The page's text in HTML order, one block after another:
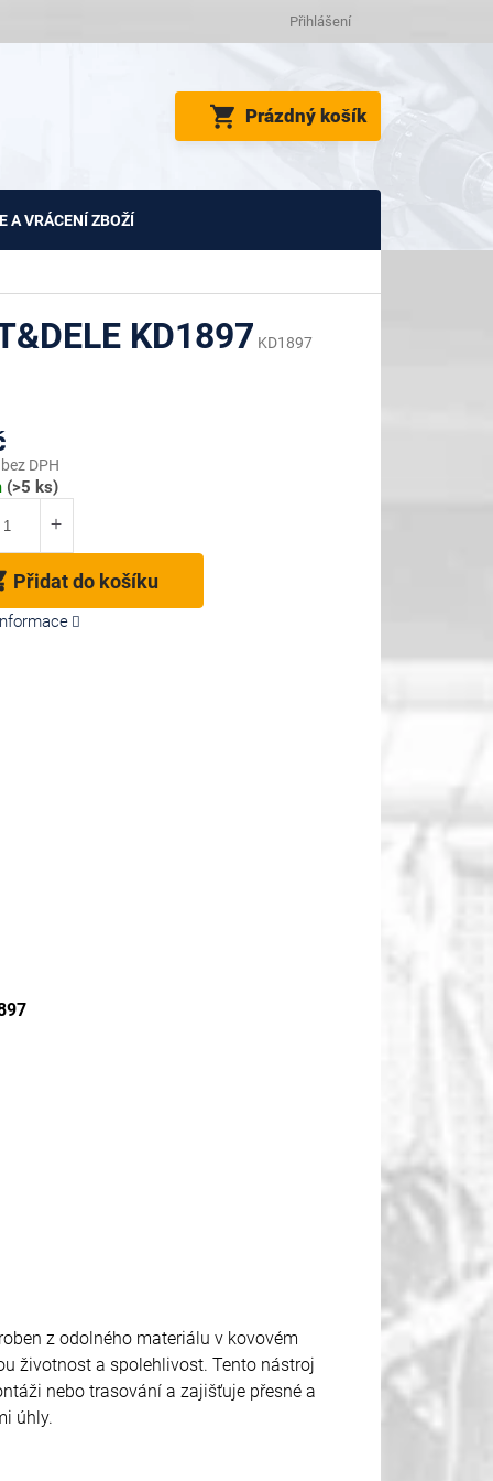
Přihlášení
NÁKUPNÍ
KOŠÍK
Prázdný košík
A VRÁCENÍ ZBOŽÍ
KD1897 KD1897
DPH
(>5 ks)
Přidat do košíku
z odolného materiálu v kovovém
životnost a spolehlivost. Tento nástroj
nebo trasování a zajišťuje přesné a
úhly.